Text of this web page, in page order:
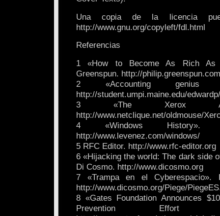
Una copia de la licencia
http://www.gnu.org/copyleft/fdl.html
Referencias
1 «How to Become As Rich As
Greenspun. http://
2 «Accounting genius
http://student.umpi.maine.edu/
3 «The Xerox
http://www.netclique.net/oldmouse/
4 «Windows History».
http://www.levenez.com/windows/
5 RFC Editor. http://www.rfc-editor.org
6 «Hijacking the world: The dark side
Di Cosmo. http://www.dicosmo.org
7 «Trampa en el Cyberespacio».
http://www.dicosmo.org/Piege/
8 «Gates Foundation Announces
Prevention Effort